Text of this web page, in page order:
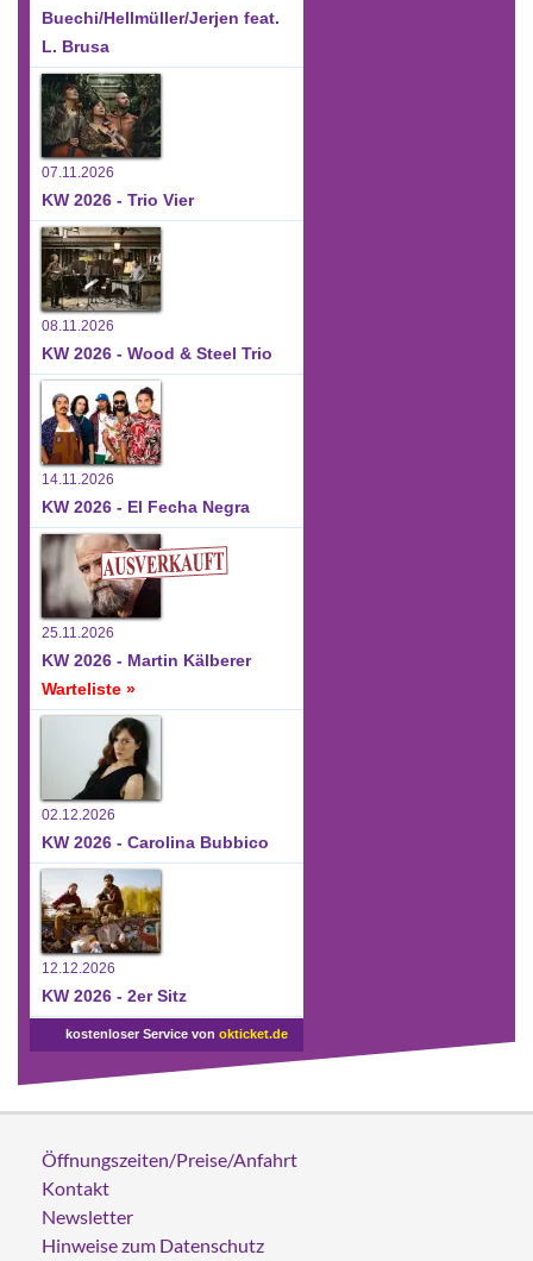
Buechi/Hellmüller/Jerjen feat.
L. Brusa
07.11.2026
KW 2026 - Trio Vier
08.11.2026
KW 2026 - Wood & Steel Trio
14.11.2026
KW 2026 - El Fecha Negra
25.11.2026
KW 2026 - Martin Kälberer
Warteliste »
02.12.2026
KW 2026 - Carolina Bubbico
12.12.2026
KW 2026 - 2er Sitz
kostenloser Service von okticket.de
Öffnungszeiten/Preise/Anfahrt
Kontakt
Newsletter
Hinweise zum Datenschutz